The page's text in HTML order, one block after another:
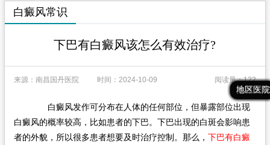
医院新闻
专家团队
先进技术
白癜风常识
白癜风人群
最新文章
热门文章
推荐文章
地区医院
白癜风常识
下巴有白癜风该怎么有效治疗?
来源：南昌国丹医院 时间：2024-10-09 阅读量：122
白癜风发作可分布在人体的任何部位，但暴露部位出现
白癜风的概率较高，比如患者的下巴。下巴出现的白斑会影响患
者的外貌，所以很多患者想要及时治疗控制。那么， 下巴有白癜